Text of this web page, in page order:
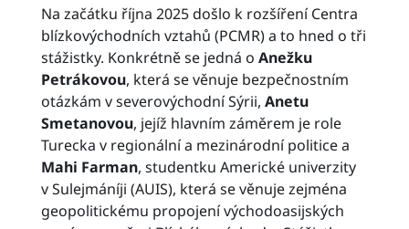
Na začátku října 2025 došlo k rozšíření Centra
blízkovýchodních vztahů (PCMR) a to hned o tři
stážistky. Konkrétně se jedná o Anežku
Petrákovou, která se věnuje bezpečnostním
otázkám v severovýchodní Sýrii, Anetu
Smetanovou, jejíž hlavním záměrem je role
Turecka v regionální a mezinárodní politice a
Mahi Farman, studentku Americké univerzity
v Sulejmáníji (AUIS), která se věnuje zejména
geopolitickému propojení východoasijských